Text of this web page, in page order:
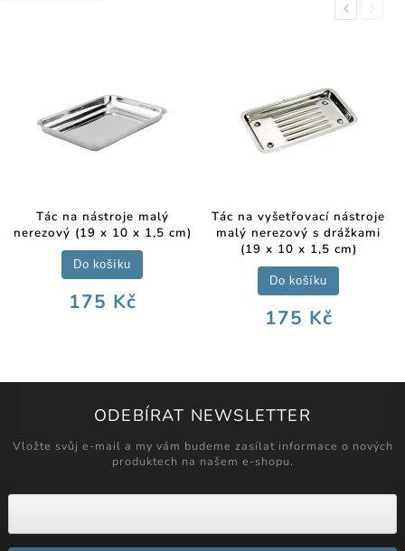
Previous
Tác na nástroje malý
nerezový (19 x 10 x 1,5 cm)
175 Kč
Do košíku
Tác na vyšetřovací nástroje
malý nerezový s drážkami
(19 x 10 x 1,5 cm)
175 Kč
Do košíku
Next
ODEBÍRAT NEWSLETTER
Vložte svůj e-mail a my vám budeme zasílat informace o nových
produktech na našem e-shopu.